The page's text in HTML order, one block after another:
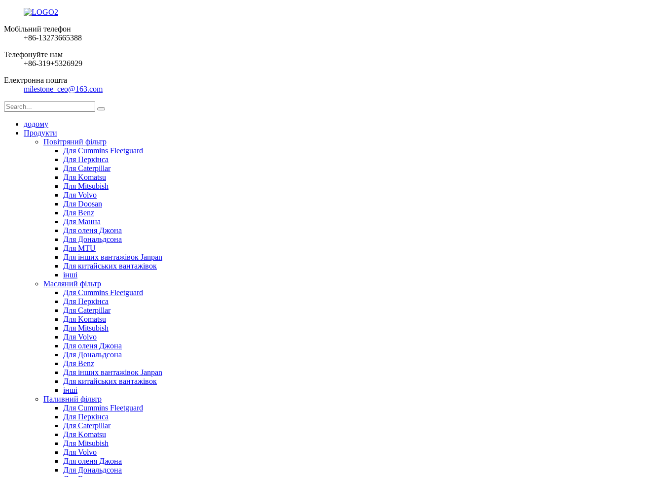
Мобільний телефон
+86-13273665388
Телефонуйте нам
+86-319+5326929
Електронна пошта
milestone_ceo@163.com
додому
Продукти
Повітряний фільтр
Для Cummins Fleetguard
Для Перкінса
Для Caterpillar
Для Komatsu
Для Mitsubish
Для Volvo
Для Doosan
Для Benz
Для Манна
Для оленя Джона
Для Дональдсона
Для MTU
Для інших вантажівок Janpan
Для китайських вантажівок
інші
Масляний фільтр
Для Cummins Fleetguard
Для Перкінса
Для Caterpillar
Для Komatsu
Для Mitsubish
Для Volvo
Для оленя Джона
Для Дональдсона
Для Benz
Для інших вантажівок Janpan
Для китайських вантажівок
інші
Паливний фільтр
Для Cummins Fleetguard
Для Перкінса
Для Caterpillar
Для Komatsu
Для Mitsubish
Для Volvo
Для оленя Джона
Для Дональдсона